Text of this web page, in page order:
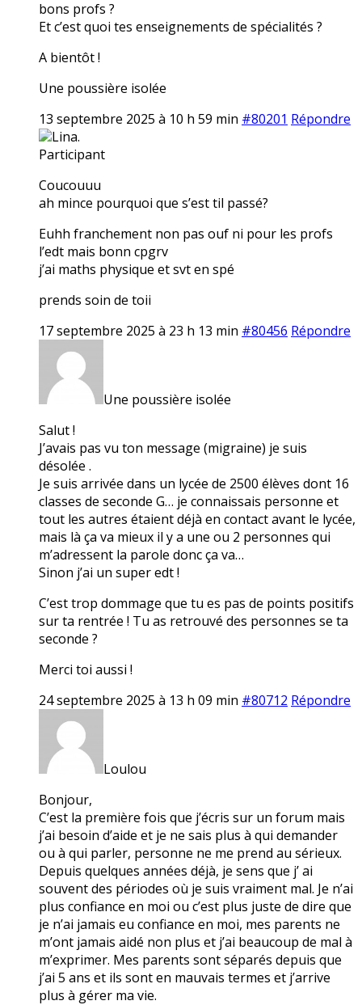
bons profs ?
Et c’est quoi tes enseignements de spécialités ?
A bientôt !
Une poussière isolée
13 septembre 2025 à 10 h 59 min #80201 Répondre
Lina.
Participant
Coucouuu
ah mince pourquoi que s’est til passé?
Euhh franchement non pas ouf ni pour les profs
l’edt mais bonn cpgrv
j’ai maths physique et svt en spé
prends soin de toii
17 septembre 2025 à 23 h 13 min #80456 Répondre
Une poussière isolée
Salut !
J’avais pas vu ton message (migraine) je suis
désolée .
Je suis arrivée dans un lycée de 2500 élèves dont 16
classes de seconde G… je connaissais personne et
tout les autres étaient déjà en contact avant le lycée,
mais là ça va mieux il y a une ou 2 personnes qui
m’adressent la parole donc ça va…
Sinon j’ai un super edt !
C’est trop dommage que tu es pas de points positifs
sur ta rentrée ! Tu as retrouvé des personnes se ta
seconde ?
Merci toi aussi !
24 septembre 2025 à 13 h 09 min #80712 Répondre
Loulou
Bonjour,
C’est la première fois que j’écris sur un forum mais
j’ai besoin d’aide et je ne sais plus à qui demander
ou à qui parler, personne ne me prend au sérieux.
Depuis quelques années déjà, je sens que j’ ai
souvent des périodes où je suis vraiment mal. Je n’ai
plus confiance en moi ou c’est plus juste de dire que
je n’ai jamais eu confiance en moi, mes parents ne
m’ont jamais aidé non plus et j’ai beaucoup de mal à
m’exprimer. Mes parents sont séparés depuis que
j’ai 5 ans et ils sont en mauvais termes et j’arrive
plus à gérer ma vie.